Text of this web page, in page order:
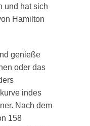
und hat sich
Hamilton
genieße
oder das
indes
Nach dem
158